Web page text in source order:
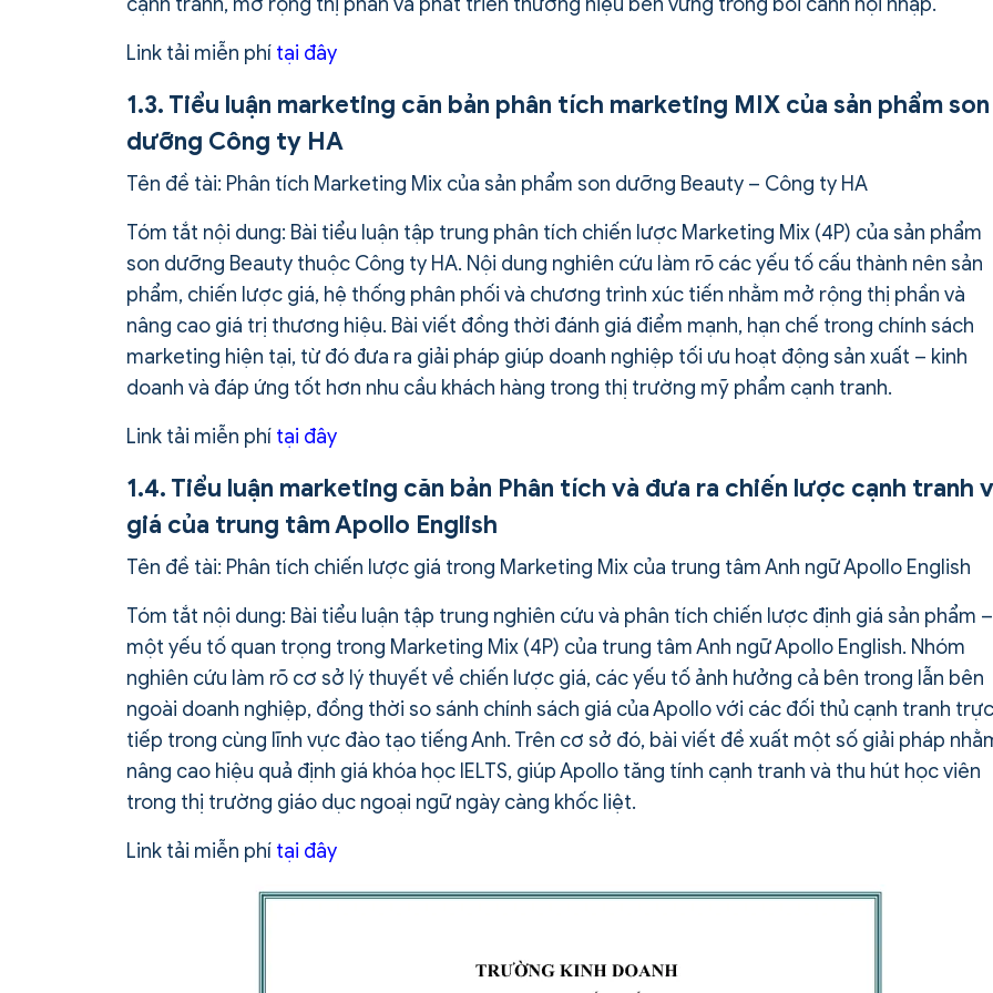
Link tải miễn phí tại đây
1.3. Tiểu luận marketing căn bản phân tích marketing MIX của sản phẩm son
dưỡng Công ty HA
Tên đề tài: Phân tích Marketing Mix của sản phẩm son dưỡng Beauty – Công ty HA
Tóm tắt nội dung: Bài tiểu luận tập trung phân tích chiến lược Marketing Mix (4P) của sản phẩm
son dưỡng Beauty thuộc Công ty HA. Nội dung nghiên cứu làm rõ các yếu tố cấu thành nên sản
phẩm, chiến lược giá, hệ thống phân phối và chương trình xúc tiến nhằm mở rộng thị phần và
nâng cao giá trị thương hiệu. Bài viết đồng thời đánh giá điểm mạnh, hạn chế trong chính sách
marketing hiện tại, từ đó đưa ra giải pháp giúp doanh nghiệp tối ưu hoạt động sản xuất – kinh
doanh và đáp ứng tốt hơn nhu cầu khách hàng trong thị trường mỹ phẩm cạnh tranh.
Link tải miễn phí tại đây
1.4. Tiểu luận marketing căn bản Phân tích và đưa ra chiến lược cạnh tranh
giá của trung tâm Apollo English
Tên đề tài: Phân tích chiến lược giá trong Marketing Mix của trung tâm Anh ngữ Apollo English
Tóm tắt nội dung: Bài tiểu luận tập trung nghiên cứu và phân tích chiến lược định giá sản phẩm –
một yếu tố quan trọng trong Marketing Mix (4P) của trung tâm Anh ngữ Apollo English. Nhóm
nghiên cứu làm rõ cơ sở lý thuyết về chiến lược giá, các yếu tố ảnh hưởng cả bên trong lẫn bên
ngoài doanh nghiệp, đồng thời so sánh chính sách giá của Apollo với các đối thủ cạnh tranh trực
tiếp trong cùng lĩnh vực đào tạo tiếng Anh. Trên cơ sở đó, bài viết đề xuất một số giải pháp
nâng cao hiệu quả định giá khóa học IELTS, giúp Apollo tăng tính cạnh tranh và thu hút học viên
trong thị trường giáo dục ngoại ngữ ngày càng khốc liệt.
Link tải miễn phí tại đây